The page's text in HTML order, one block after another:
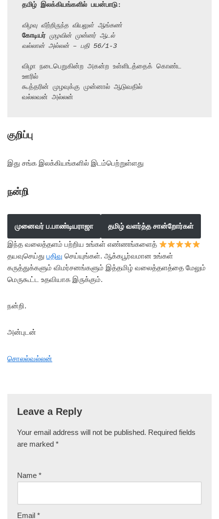
தமிழ் இலக்கியங்களில் பயன்பாடு:
விழவு வீற்றிருந்த வியலுள் ஆங்கண்
கோடியர் முழவின் முன்னர் ஆடல்
வல்லான் அல்லன் – பதி 56/1-3
விழா நடைபெறுகின்ற அகன்ற உள்ளிடத்தைக் கொண்ட
ஊரில்
கூத்தரின் முழவுக்கு முன்னால் ஆடுவதில்
வல்லவன் அல்லன்
குறிப்பு
இது சங்க இலக்கியங்களில் இடம்பெற்றுள்ளது
நன்றி
முனைவர் ப.பாண்டியராஜா தமிழ் வளர்த்த சான்றோர்கள்
இந்த வலைத்தளம் பற்றிய உங்கள் எண்ணங்களைத்
தயவுசெய்து பதிவு செய்யுங்கள். ஆக்கபூர்வமான உங்கள்
கருத்துக்களும் விமர்சனங்களும் இத்தமிழ் வலைத்தளத்தை மேலும்
மெருகூட்ட உதவியாக இருக்கும்.
நன்றி.
அன்புடன்
சொலல்வல்லன்
Leave a Reply
Your email address will not be published. Required fields
are marked *
Name *
Email *